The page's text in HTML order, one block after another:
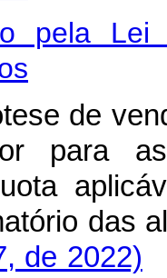
pela
de
para
de 2022)